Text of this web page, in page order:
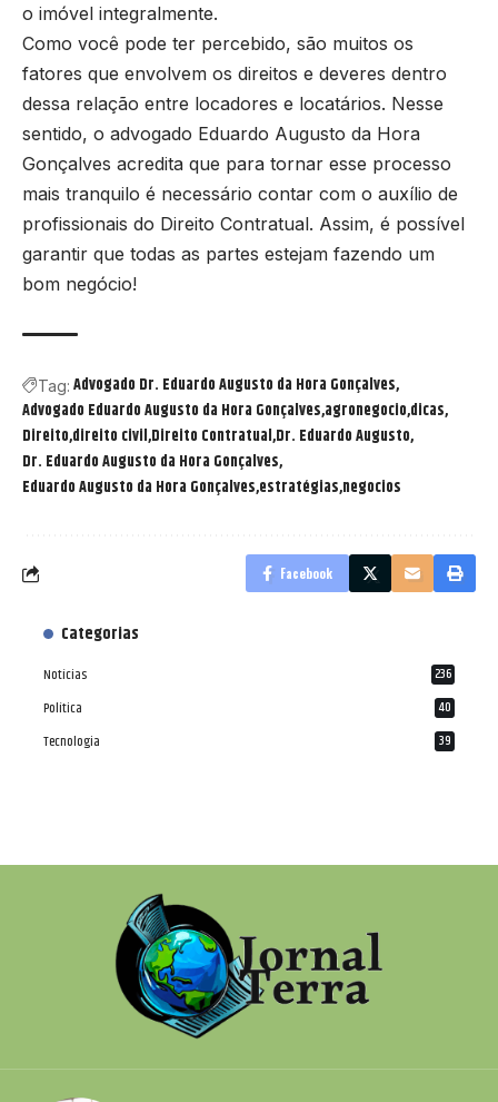
o imóvel integralmente.
Como você pode ter percebido, são muitos os
fatores que envolvem os direitos e deveres dentro
dessa relação entre locadores e locatários. Nesse
sentido, o advogado Eduardo Augusto da Hora
Gonçalves acredita que para tornar esse processo
mais tranquilo é necessário contar com o auxílio de
profissionais do Direito Contratual. Assim, é possível
garantir que todas as partes estejam fazendo um
bom negócio!
Tag: Advogado Dr. Eduardo Augusto da Hora Gonçalves
Advogado Eduardo Augusto da Hora Gonçalves agronegocio dicas
Direito direito civil Direito Contratual Dr. Eduardo Augusto
Dr. Eduardo Augusto da Hora Gonçalves
Eduardo Augusto da Hora Gonçalves estratégias negocios
Facebook
Categorias
Notícias 236
Política 40
Tecnologia 39